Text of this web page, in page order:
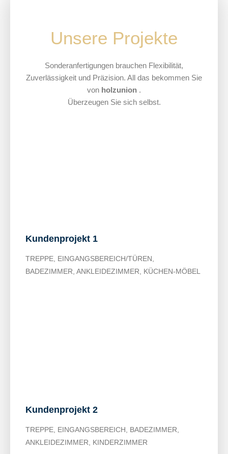
Unsere Projekte
Sonderanfertigungen brauchen Flexibilität,
Zuverlässigkeit und Präzision. All das bekommen Sie
von holzunion .
Überzeugen Sie sich selbst.
Kundenprojekt 1
TREPPE, EINGANGSBEREICH/TÜREN,
BADEZIMMER, ANKLEIDEZIMMER, KÜCHEN-MÖBEL​
Kundenprojekt 2
TREPPE, EINGANGSBEREICH, BADEZIMMER,
ANKLEIDEZIMMER, KINDERZIMMER​